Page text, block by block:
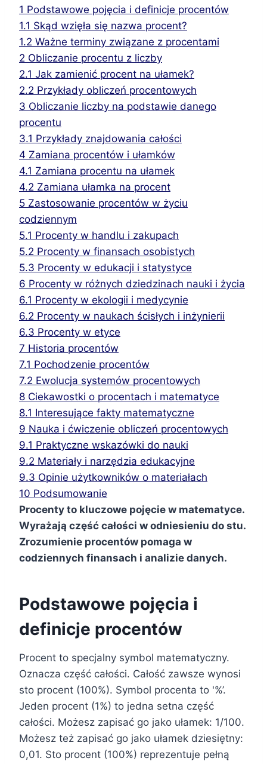
1 Podstawowe pojęcia i definicje procentów
1.1 Skąd wzięła się nazwa procent?
1.2 Ważne terminy związane z procentami
2 Obliczanie procentu z liczby
2.1 Jak zamienić procent na ułamek?
2.2 Przykłady obliczeń procentowych
3 Obliczanie liczby na podstawie danego
procentu
3.1 Przykłady znajdowania całości
4 Zamiana procentów i ułamków
4.1 Zamiana procentu na ułamek
4.2 Zamiana ułamka na procent
5 Zastosowanie procentów w życiu
codziennym
5.1 Procenty w handlu i zakupach
5.2 Procenty w finansach osobistych
5.3 Procenty w edukacji i statystyce
6 Procenty w różnych dziedzinach nauki i życia
6.1 Procenty w ekologii i medycynie
6.2 Procenty w naukach ścisłych i inżynierii
6.3 Procenty w etyce
7 Historia procentów
7.1 Pochodzenie procentów
7.2 Ewolucja systemów procentowych
8 Ciekawostki o procentach i matematyce
8.1 Interesujące fakty matematyczne
9 Nauka i ćwiczenie obliczeń procentowych
9.1 Praktyczne wskazówki do nauki
9.2 Materiały i narzędzia edukacyjne
9.3 Opinie użytkowników o materiałach
10 Podsumowanie
Procenty to kluczowe pojęcie w matematyce.
Wyrażają część całości w odniesieniu do stu.
Zrozumienie procentów pomaga w
codziennych finansach i analizie danych.
Podstawowe pojęcia i
definicje procentów
Procent to specjalny symbol matematyczny.
Oznacza część całości. Całość zawsze wynosi
sto procent (100%). Symbol procenta to '%’.
Jeden procent (1%) to jedna setna część
całości. Możesz zapisać go jako ułamek: 1/100.
Możesz też zapisać go jako ułamek dziesiętny:
0,01. Sto procent (100%) reprezentuje pełną